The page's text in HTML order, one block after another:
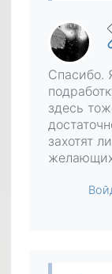
Спасибо.
здесь
захотят